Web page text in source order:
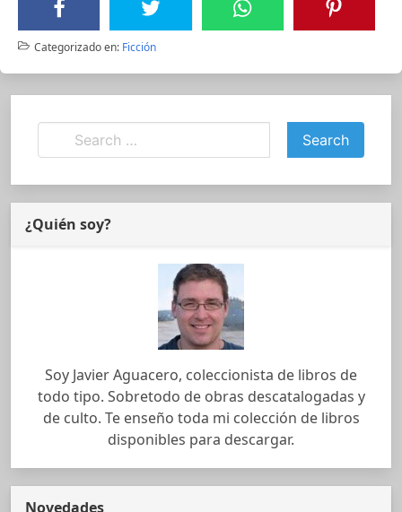
Categorizado en: Ficción
¿Quién soy?
Soy Javier Aguacero, coleccionista de libros de
todo tipo. Sobretodo de obras descatalogadas y
de culto. Te enseño toda mi colección de libros
disponibles para descargar.
Novedades